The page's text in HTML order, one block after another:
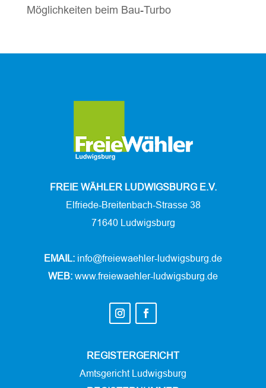
Möglichkeiten beim Bau-Turbo
FREIE WÄHLER LUDWIGSBURG E.V.
Elfriede-Breitenbach-Strasse 38
71640 Ludwigsburg
EMAIL: info@freiewaehler-ludwigsburg.de
WEB: www.freiewaehler-ludwigsburg.de
REGISTERGERICHT
Amtsgericht Ludwigsburg